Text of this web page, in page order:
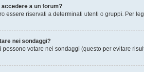
a un forum?
essere riservati a determinati utenti o gruppi. Per
nei sondaggi?
possono votare nei sondaggi (questo per evitare